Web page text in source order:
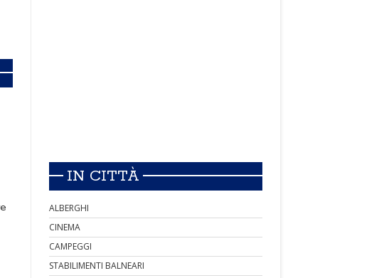
IN CITTÀ
ALBERGHI
CINEMA
CAMPEGGI
STABILIMENTI BALNEARI